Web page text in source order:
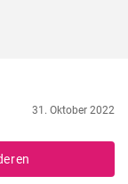
31. Oktober 2022